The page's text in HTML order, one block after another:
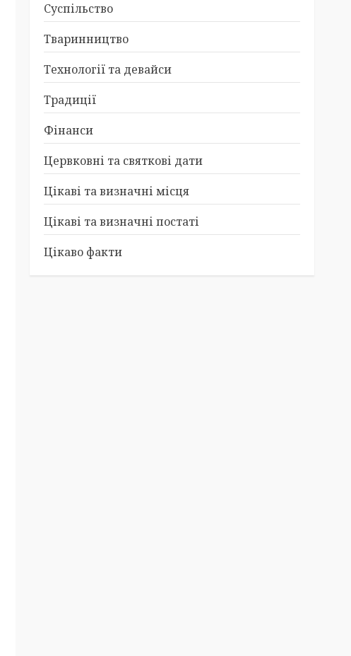
Суспільство
Тваринництво
Технології та девайси
Традиції
Фінанси
Цервковні та святкові дати
Цікаві та визначні місця
Цікаві та визначні постаті
Цікаво факти